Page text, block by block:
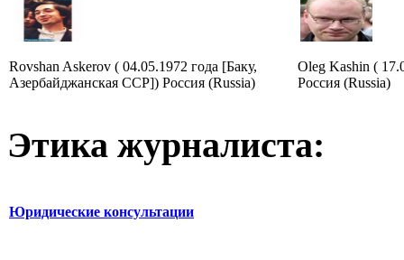
Rovshan Askerov ( 04.05.1972 года [Баку,
Азербайджанская ССР]) Россия (Russia)
Oleg Kashin (
Россия (Russia)
Этика журналиста:
Юридические консультации